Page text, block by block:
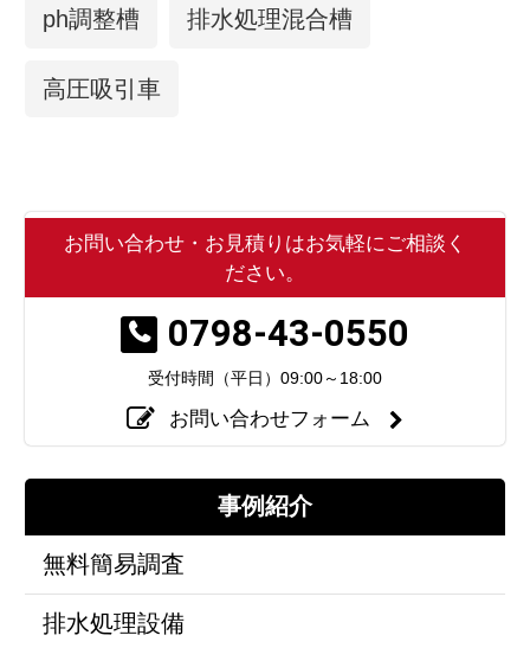
ph調整槽 排水処理混合槽
高圧吸引車
お問い合わせ・お見積りはお気軽にご相談く
ださい。
0798-43-0550
受付時間（平日） 09:00～18:00
お問い合わせフォーム
事例紹介
無料簡易調査
排水処理設備